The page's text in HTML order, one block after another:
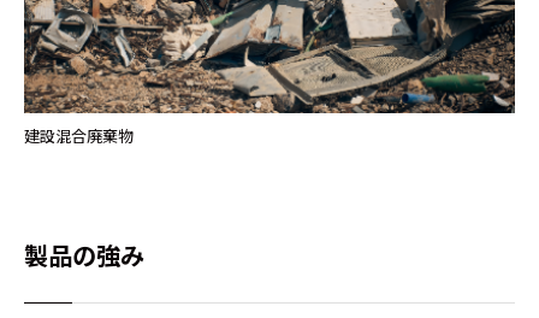
建設混合廃棄物
製品の強み